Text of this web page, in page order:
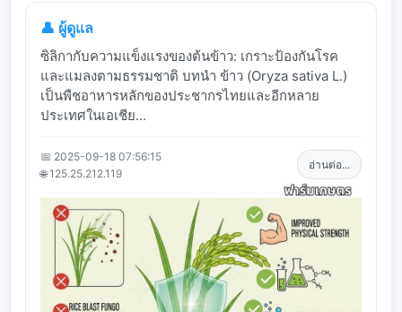
👤 ผู้ดูแล
ซิลิกากับความแข็งแรงของต้นข้าว: เกราะป้องกันโรค
และแมลงตามธรรมชาติ บทนำ ข้าว (Oryza sativa L.)
เป็นพืชอาหารหลักของประชากรไทยและอีกหลาย
ประเทศในเอเชีย...
📅 2025-09-18 07:56:15
🌐 125.25.212.119
อ่านต่อ...